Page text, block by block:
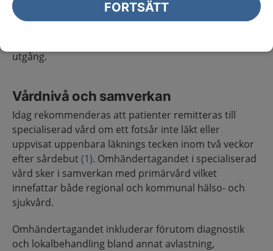
FORTSÄTT
utgång.
Vårdnivå och samverkan
Idag rekommenderas att patienter remitteras till
specialiserad vård om ett fotsår inte läkt eller
uppvisat uppenbara läknings tecken inom två veckor
efter sårdebut(1). Omhändertagandet i specialiserad
vård sker i samverkan med primärvård vilket
innefattar både regional och kommunal hälso- och
sjukvård.
Omhändertagandet inkluderar förutom diagnostik
och lokalbehandling bland annat avlastning,